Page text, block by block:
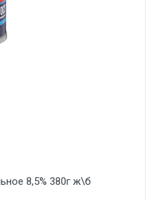
8,5% 380г ж\б